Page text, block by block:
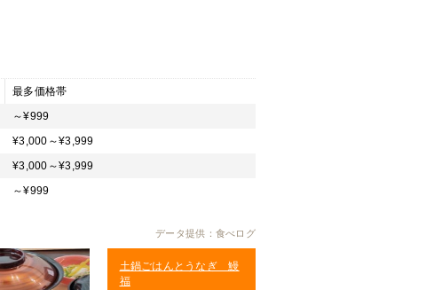
最多価格帯
～¥999
¥3,000～¥3,999
¥3,000～¥3,999
～¥999
データ提供：食べログ
土鍋ごはんとうなぎ 鰻
福